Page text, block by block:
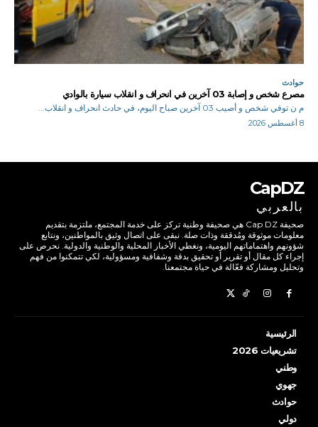
حوادث
مصرع شخص و إصابة 03 آخرين في انحراف و انقلاب سيارة بالوادي
م ن توفي شخص و أصيب 03 آخرين صباح اليوم، في حادث انحراف و انقلاب...
8 أغسطس 2026
CapDZ
بالعربي
صحيفة Cap DZ هي صحيفة وطنية تركز على خدمة المجتمع، ملتزمة بتقديم
معلومات موثوقة ومُدققة وذات صلة. نبقى على اتصال وثيق بالمواطنين، ونتابع
شؤونهم واهتماماتهم اليومية، ونغطي الأخبار المحلية والوطنية والدولية. نحرص على
إجراء كل مقال أو تقرير أو تحقيق بدقة وشفافية ومسؤولية، لكي تتمكنوا من فهم
وتحليل ومشاركة فعّالة في حياة مجتمعنا.
الرئيسية
تشريعيات 2026
وطني
جهوي
حوادث
دولي